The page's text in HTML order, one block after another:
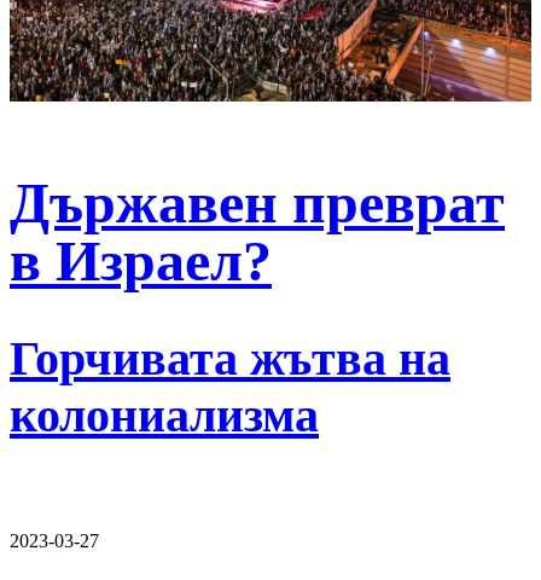
Държавен преврат
в Израел?
Горчивата жътва на
колониализма
2023-03-27